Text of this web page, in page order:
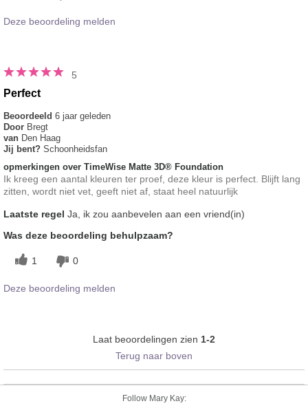
Deze beoordeling melden
5
Perfect
Beoordeeld 6 jaar geleden
Door Bregt
van Den Haag
Jij bent? Schoonheidsfan
opmerkingen over TimeWise Matte 3D® Foundation
Ik kreeg een aantal kleuren ter proef, deze kleur is perfect. Blijft lang
zitten, wordt niet vet, geeft niet af, staat heel natuurlijk
Laatste regel Ja, ik zou aanbevelen aan een vriend(in)
Was deze beoordeling behulpzaam?
1 0
Deze beoordeling melden
Laat beoordelingen zien 1-2
Terug naar boven
Follow Mary Kay: